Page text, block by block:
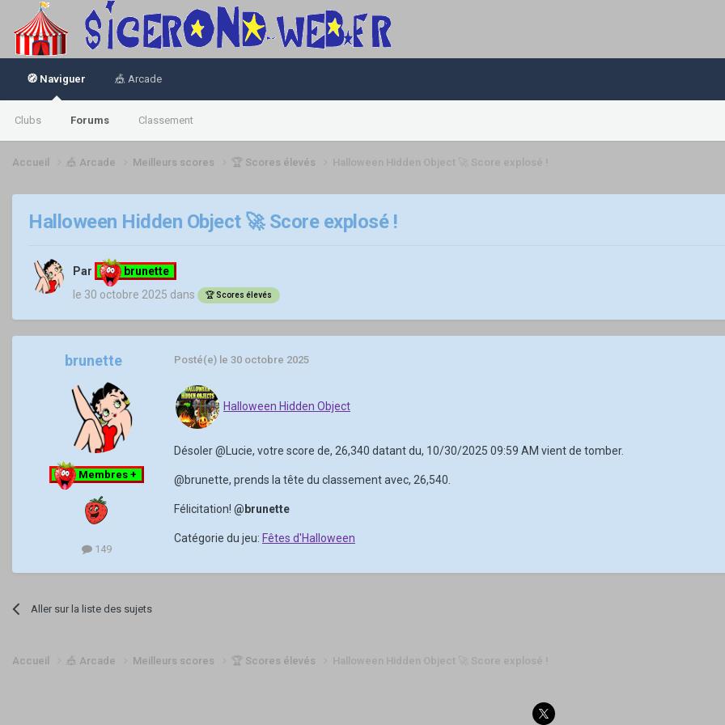
🧭 Naviguer
Clubs Forums Classement
🎪 Arcade
Accueil 🎪 Arcade Meilleurs scores 🏆 Scores élevés Halloween Hidden Object 🚀 Score explosé !
Halloween Hidden Object 🚀 Score explosé !
Par
brunette
le 30 octobre 2025 dans 🏆 Scores élevés
brunette
Membres +
149
Posté(e) le 30 octobre 2025
Halloween Hidden Object
Désoler@Lucie, votre score de, 26,340 datant du, 10/30/2025 09:59 AM vient de tomber.
@brunette, prends la tête du classement avec, 26,540.
Félicitation! @brunette
Catégorie du jeu: Fêtes d'Halloween
Aller sur la liste des sujets
Accueil 🎪 Arcade Meilleurs scores 🏆 Scores élevés Halloween Hidden Object 🚀 Score explosé !